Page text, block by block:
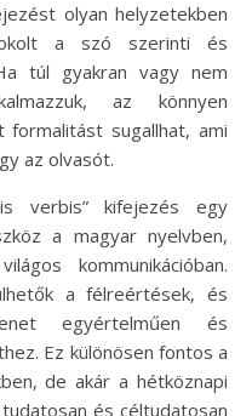
olyan helyzetekben
a szó szerinti és
túl gyakran vagy nem
az könnyen
sugallhat, ami
az olvasót.
verbis” kifejezés egy
a magyar nyelvben,
kommunikációban.
a félreértések, és
egyértelműen és
Ez különösen fontos a
de akár a hétköznapi
és céltudatosan